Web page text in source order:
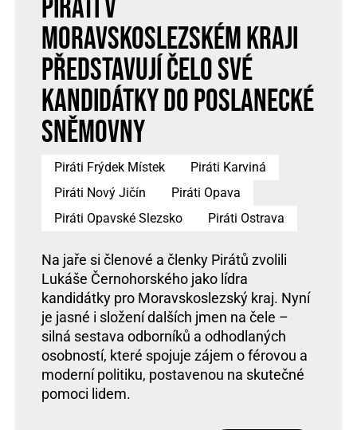
Piráti v
Moravskoslezském kraji
představují čelo své
kandidátky do Poslanecké
sněmovny
Piráti Frýdek Místek
Piráti Karviná
Piráti Nový Jičín
Piráti Opava
Piráti Opavské Slezsko
Piráti Ostrava
Na jaře si členové a členky Pirátů zvolili
Lukáše Černohorského jako lídra
kandidátky pro Moravskoslezský kraj. Nyní
je jasné i složení dalších jmen na čele –
silná sestava odborníků a odhodlaných
osobností, které spojuje zájem o férovou a
moderní politiku, postavenou na skutečné
pomoci lidem.